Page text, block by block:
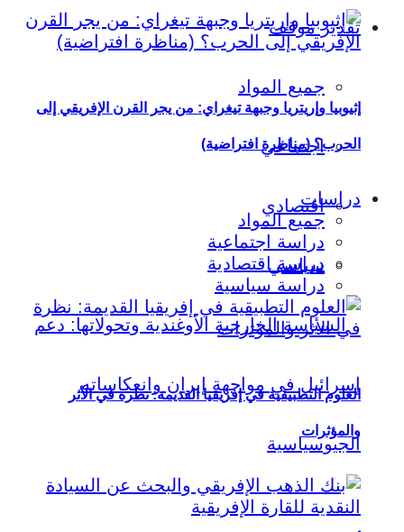
تقدير موقف
جميع المواد
اجتماعي
اقتصادي
سياسي
إثيوبيا وإريتريا وجبهة تيغراي: من يجر القرن الإفريقي إلى
الحرب؟ (مناظرة افتراضية)
دراسات
جميع المواد
دراسة اجتماعية
دراسة اقتصادية
دراسة سياسية
العلوم التطبيقية في إفريقيا القديمة: نظرة في الأثر
والمؤثرات